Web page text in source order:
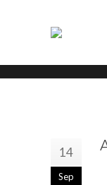
14
Sep